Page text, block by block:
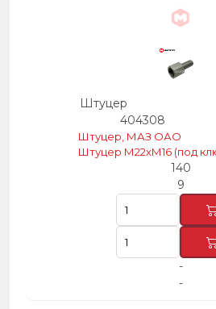
Штуцер
404308
Штуцер, МАЗ ОАО
Штуцер М22хМ16 (под
140
9
-
-